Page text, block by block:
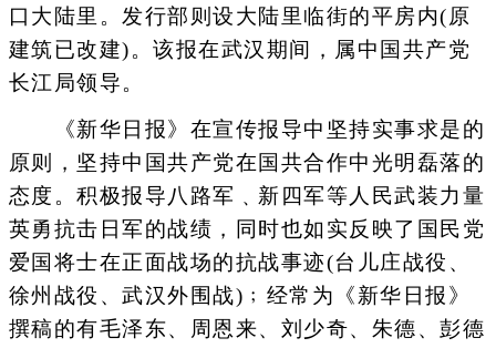
口大陆里。发行部则设大陆里临街的平房内(原
建筑已改建)。该报在武汉期间，属中国共产党
长江局领导。
《新华日报》在宣传报导中坚持实事求是的
原则，坚持中国共产党在国共合作中光明磊落的
态度。积极报导八路军﹑新四军等人民武装力量
英勇抗击日军的战绩，同时也如实反映了国民党
爱国将士在正面战场的抗战事迹(台儿庄战役、
徐州战役、武汉外围战)﹔经常为《新华日报》
撰稿的有毛泽东、周恩来、刘少奇、朱德、彭德